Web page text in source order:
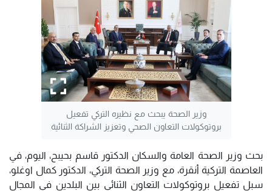
وزير الصحة يبحث مع نظيره التركي تفعيل
بروتوكولات التعاون الصحي وتعزيز الشراكة الثنائية
بحث وزير الصحة العامة والسكان الدكتور قاسم بحيبح، اليوم، في
العاصمة التركية أنقرة، مع وزير الصحة التركي، الدكتور كمال اوغلو،
سبل تفعيل بروتوكولات التعاون الثنائي بين البلدين في المجال